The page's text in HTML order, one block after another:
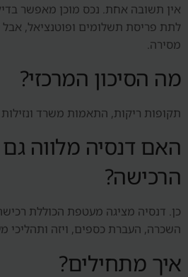
לתת פריסת תשלומים ופוטנציאל, אבל
מסירה.
מה הסיכון המרכזי?
תקופות ריקות, התאמות משרד ונזילות
האם דנסיה מלווה
הרכישה?
כן. דנסיה מציגה מעטפת הכוללת
השכרה, העברת כספים, ויזה ותהליכי
איך מתחילים?